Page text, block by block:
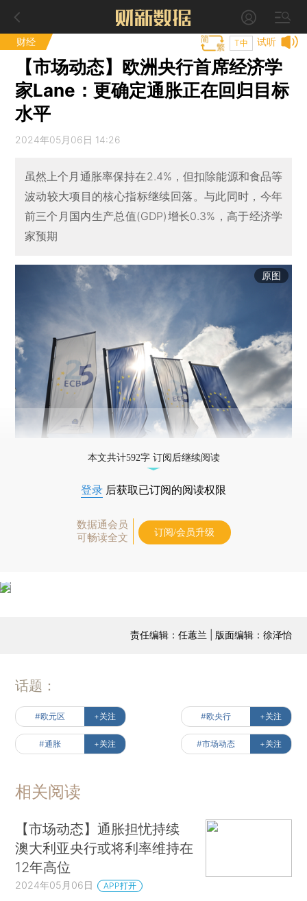
财经 试听
T中
【市场动态】欧洲央行首席经济学
家Lane：更确定通胀正在回归目标
水平
2024年05月06日 14:26
虽然上个月通胀率保持在2.4%，但扣除能源和食品等
波动较大项目的核心指标继续回落。与此同时，今年
前三个月国内生产总值(GDP)增长0.3%，高于经济学
家预期
原图
本文共计592字 订阅后继续阅读
登录 后获取已订阅的阅读权限
数据通会员
可畅读全文
订阅/会员升级
责任编辑：任蕙兰 | 版面编辑：徐泽怡
话题：
#欧元区 +关注 #欧央行 +关注
#通胀 +关注 #市场动态 +关注
相关阅读
【市场动态】通胀担忧持续
澳大利亚央行或将利率维持在
12年高位
2024年05月06日 APP打开